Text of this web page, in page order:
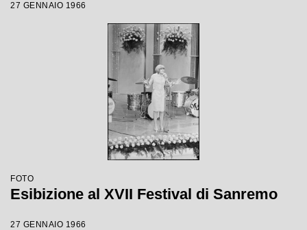
27 GENNAIO 1966
FOTO
Esibizione al XVII Festival di Sanremo
27 GENNAIO 1966